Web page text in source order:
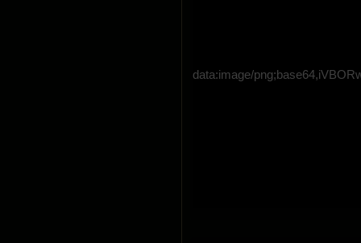
data:image/